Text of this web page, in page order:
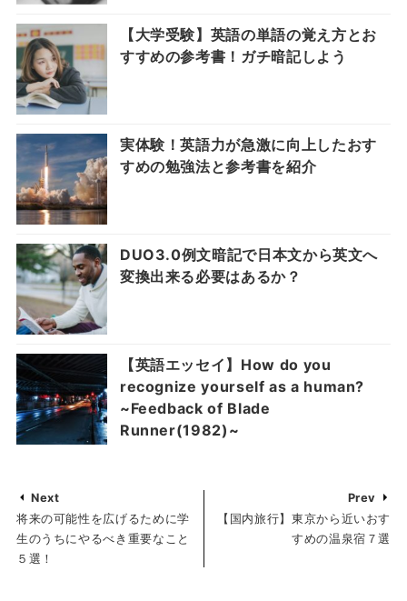
【大学受験】英語の単語の覚え方とお
すすめの参考書！ガチ暗記しよう
実体験！英語力が急激に向上したおす
すめの勉強法と参考書を紹介
DUO3.0例文暗記で日本文から英文へ
変換出来る必要はあるか？
【英語エッセイ】How do you
recognize yourself as a human?
~Feedback of Blade
Runner(1982)~
Next
将来の可能性を広げるために学
生のうちにやるべき重要なこと
５選！
Prev
【国内旅行】東京から近いおす
すめの温泉宿７選